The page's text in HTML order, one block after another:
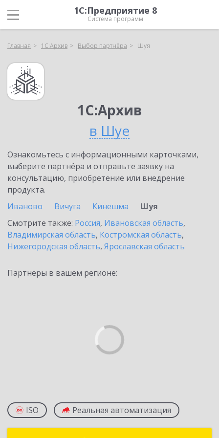
1С:Предприятие 8
Система программ
Главная 1С:Архив Выбор партнёра Шуя
1С:Архив
в Шуе
Ознакомьтесь с информационными карточками,
выберите партнёра и отправьте заявку на
консультацию, приобретение или внедрение
продукта.
Иваново
Вичуга Кинешма
Шуя
Смотрите также: Россия, Ивановская область,
Владимирская область, Костромская область,
Нижегородская область, Ярославская область
Партнеры в вашем регионе:
ISO Реальная автоматизация